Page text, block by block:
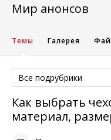
Мир анонсов
Темы Галерея
Все подрубрики
Как выбрать
материал,